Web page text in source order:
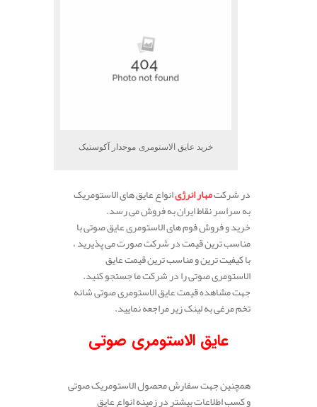
خرید عایق الاستومری موجدار آکوستیک
در شرکتمهار انرژیانواع عایق های الاستومریک
به سراسر نقاط ایران به فروش می رسد.
خرید و فروش فوم های الاستومری عایق صوتی با
مناسب ترین قیمت در شرکت صورت می پذیرید ،
با کیفیت ترین و مناسب ترین قیمت عایق
الاستومری صوتی را در شرکت ما جستجو کنید.
جهت مشاهده قیمت عایق الاستومری صوتی شانه
تخم مرغی به لینک زیر مراجعه نمایید.
عایق الاستومری صوتی
همچنین جهت سفارش محصول الاستومریک صوتی
و کسب اطلاعات بیشتر در زمینه انواع عایق